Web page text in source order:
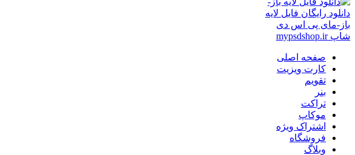
صفحه اصلی
کارت ویزیت
تقویم
بنر
تراکت
موکاپ
اشتراک ویژه
فروشگاه
وبلاگ